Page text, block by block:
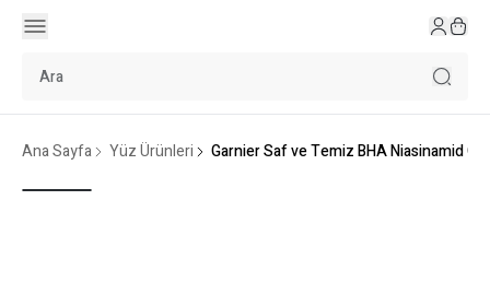
Ana Sayfa Yüz Ürünleri Garnier Saf ve Temiz BHA Niasinamid